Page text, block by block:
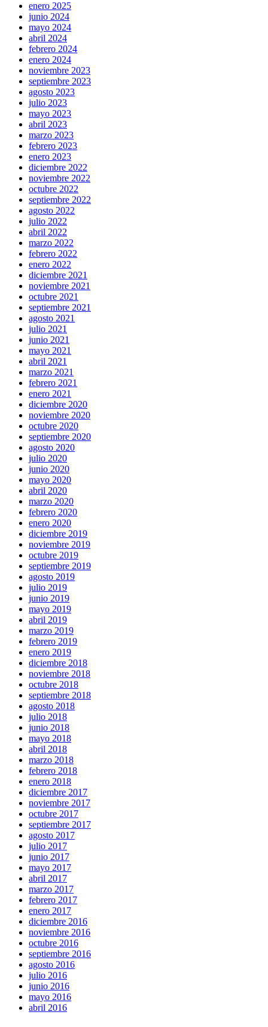
enero 2025
junio 2024
mayo 2024
abril 2024
febrero 2024
enero 2024
noviembre 2023
septiembre 2023
agosto 2023
julio 2023
mayo 2023
abril 2023
marzo 2023
febrero 2023
enero 2023
diciembre 2022
noviembre 2022
octubre 2022
septiembre 2022
agosto 2022
julio 2022
abril 2022
marzo 2022
febrero 2022
enero 2022
diciembre 2021
noviembre 2021
octubre 2021
septiembre 2021
agosto 2021
julio 2021
junio 2021
mayo 2021
abril 2021
marzo 2021
febrero 2021
enero 2021
diciembre 2020
noviembre 2020
octubre 2020
septiembre 2020
agosto 2020
julio 2020
junio 2020
mayo 2020
abril 2020
marzo 2020
febrero 2020
enero 2020
diciembre 2019
noviembre 2019
octubre 2019
septiembre 2019
agosto 2019
julio 2019
junio 2019
mayo 2019
abril 2019
marzo 2019
febrero 2019
enero 2019
diciembre 2018
noviembre 2018
octubre 2018
septiembre 2018
agosto 2018
julio 2018
junio 2018
mayo 2018
abril 2018
marzo 2018
febrero 2018
enero 2018
diciembre 2017
noviembre 2017
octubre 2017
septiembre 2017
agosto 2017
julio 2017
junio 2017
mayo 2017
abril 2017
marzo 2017
febrero 2017
enero 2017
diciembre 2016
noviembre 2016
octubre 2016
septiembre 2016
agosto 2016
julio 2016
junio 2016
mayo 2016
abril 2016